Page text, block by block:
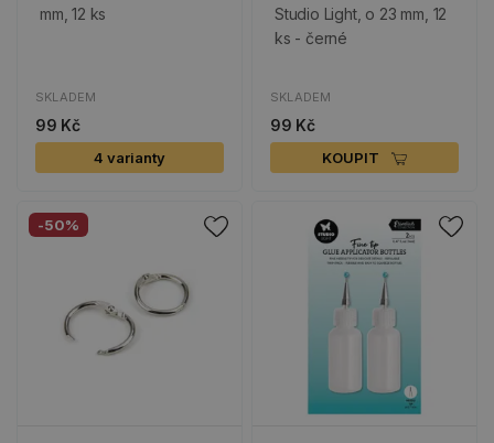
mm, 12 ks
SKLADEM
99 Kč
4 varianty
Studio Light, o 23 mm, 12
ks - černé
SKLADEM
99 Kč
KOUPIT
-50%